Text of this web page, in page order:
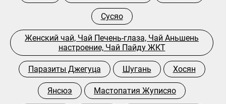
Сусяо
Женский чай, Чай Печень-глаза, Чай Аньшень
настроение, Чай Пайду ЖКТ
Паразиты Джегуца Шугань Хосян
Янсюэ Мастопатия Жуписяо